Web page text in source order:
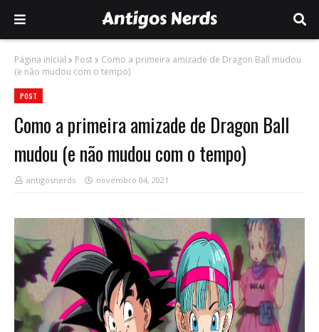
Página inicial Post
Como a primeira amizade de Dragon Ball mudou
(e não mudou com o tempo)
POST
Como a primeira amizade de Dragon Ball
mudou (e não mudou com o tempo)
antigosnerds novembro 04, 2021